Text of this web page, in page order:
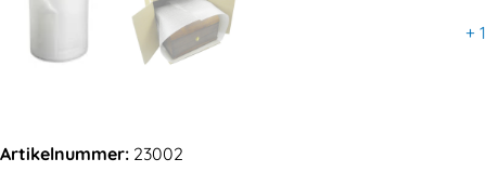
+ 1
Artikelnummer: 23002